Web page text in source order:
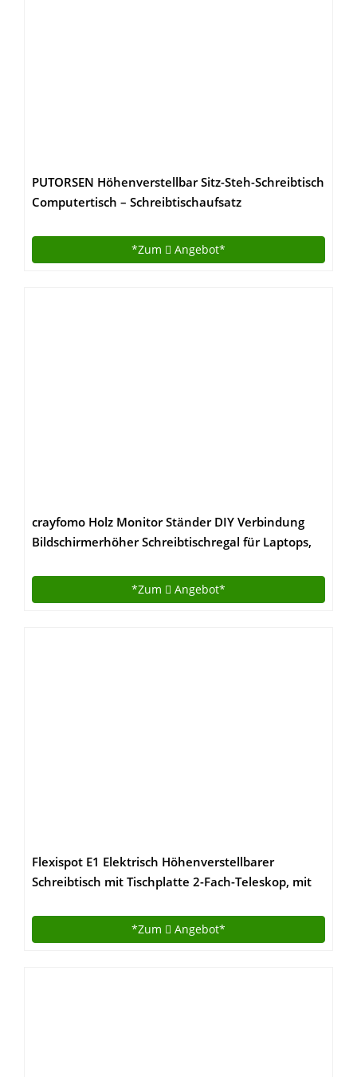
PUTORSEN Höhenverstellbar Sitz-Steh-Schreibtisch
Computertisch – Schreibtischaufsatz
Konverter für Ergonomic Comfort (32“ – Schwarz)
*Zum Angebot*
crayfomo Holz Monitor Ständer DIY Verbindung
Bildschirmerhöher Schreibtischregal für Laptops,
Geräte,Schreibtisch Organizer mit Zusätzlicher
Stauraum
*Zum Angebot*
Flexispot E1 Elektrisch Höhenverstellbarer
Schreibtisch mit Tischplatte 2-Fach-Teleskop, mit
*Zum Angebot*